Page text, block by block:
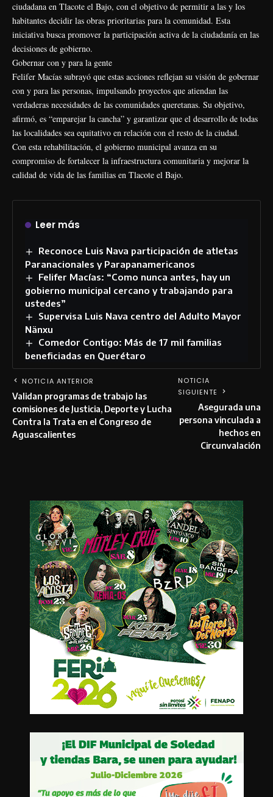
ciudadana en Tlacote el Bajo, con el objetivo de permitir a las y los
habitantes decidir las obras prioritarias para la comunidad. Esta
iniciativa busca promover la participación activa de la ciudadanía en las
decisiones de gobierno.
Gobernar con y para la gente
Felifer Macías subrayó que estas acciones reflejan su visión de gobernar
con y para las personas, impulsando proyectos que atiendan las
verdaderas necesidades de las comunidades queretanas. Su objetivo,
afirmó, es “emparejar la cancha” y garantizar que el desarrollo de todas
las localidades sea equitativo en relación con el resto de la ciudad.
Con esta rehabilitación, el gobierno municipal avanza en su
compromiso de fortalecer la infraestructura comunitaria y mejorar la
calidad de vida de las familias en Tlacote el Bajo.
Leer más
Reconoce Luis Nava participación de atletas
Paranacionales y Parapanamericanos
Felifer Macías: “Como nunca antes, hay un
gobierno municipal cercano y trabajando para
ustedes”
Supervisa Luis Nava centro del Adulto Mayor
Nänxu
Comedor Contigo: Más de 17 mil familias
beneficiadas en Querétaro
NOTICIA ANTERIOR
Validan programas de trabajo las
comisiones de Justicia, Deporte y Lucha
Contra la Trata en el Congreso de
Aguascalientes
NOTICIA
SIGUIENTE
Asegurada una
persona vinculada a
hechos en
Circunvalación